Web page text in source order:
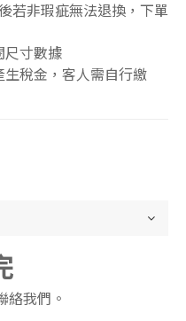
若非瑕疵無法退換，下單
尺寸數據
稅金，客人需自行繳
絡我們。